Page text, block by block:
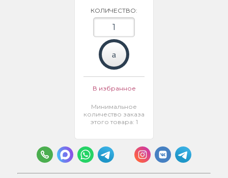
КОЛИЧЕСТВО:
В избранное
Минимальное
количество заказа
этого товара: 1